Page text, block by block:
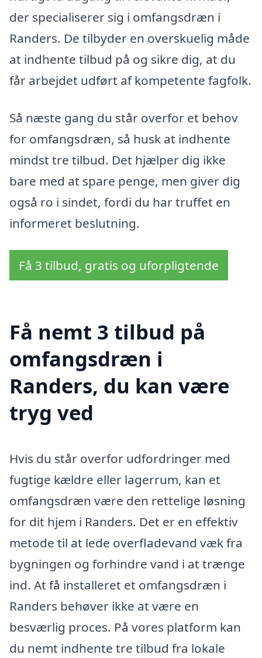
der specialiserer sig i omfangsdræn i
Randers. De tilbyder en overskuelig måde
at indhente tilbud på og sikre dig, at du
får arbejdet udført af kompetente fagfolk.
Så næste gang du står overfor et behov
for omfangsdræn, så husk at indhente
mindst tre tilbud. Det hjælper dig ikke
bare med at spare penge, men giver dig
også ro i sindet, fordi du har truffet en
informeret beslutning.
Få 3 tilbud, gratis og uforpligtende
Få nemt 3 tilbud på
omfangsdræn i
Randers, du kan være
tryg ved
Hvis du står overfor udfordringer med
fugtige kældre eller lagerrum, kan et
omfangsdræn være den rettelige løsning
for dit hjem i Randers. Det er en effektiv
metode til at lede overfladevand væk fra
bygningen og forhindre vand i at trænge
ind. At få installeret et omfangsdræn i
Randers behøver ikke at være en
besværlig proces. På vores platform kan
du nemt indhente tre tilbud fra lokale